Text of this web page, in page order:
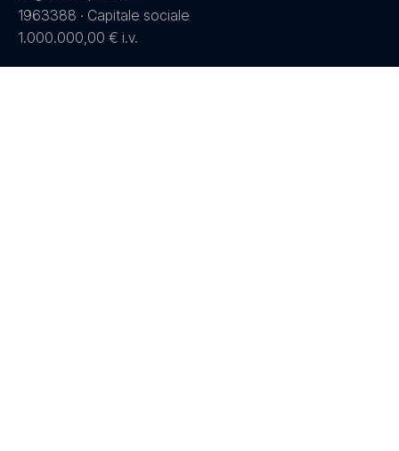
1963388 · Capitale sociale
1.000.000,00 € i.v.